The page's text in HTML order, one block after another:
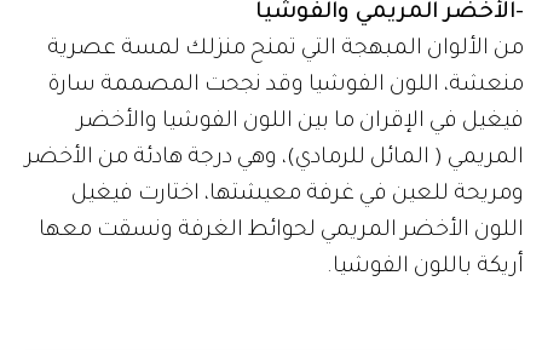
-الأخضر المريمي والفوشيا
من الألوان المبهجة التي تمنح منزلك لمسة عصرية
منعشة، اللون الفوشيا وقد نجحت المصممة سارة
فيغيل في الإقران ما بين اللون الفوشيا والأخضر
المريمي ( المائل للرمادي)، وهي درجة هادئة من الأخضر
ومريحة للعين في غرفة معيشتها، اختارت فيغيل
اللون الأخضر المريمي لحوائط الغرفة ونسقت معها
أريكة باللون الفوشيا.